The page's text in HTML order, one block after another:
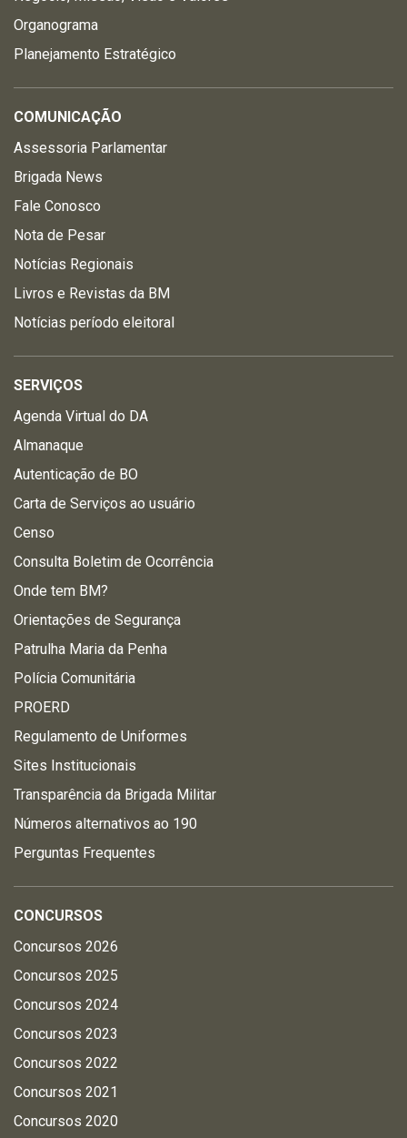
Organograma
Planejamento Estratégico
COMUNICAÇÃO
Assessoria Parlamentar
Brigada News
Fale Conosco
Nota de Pesar
Notícias Regionais
Livros e Revistas da BM
Notícias período eleitoral
SERVIÇOS
Agenda Virtual do DA
Almanaque
Autenticação de BO
Carta de Serviços ao usuário
Censo
Consulta Boletim de Ocorrência
Onde tem BM?
Orientações de Segurança
Patrulha Maria da Penha
Polícia Comunitária
PROERD
Regulamento de Uniformes
Sites Institucionais
Transparência da Brigada Militar
Números alternativos ao 190
Perguntas Frequentes
CONCURSOS
Concursos 2026
Concursos 2025
Concursos 2024
Concursos 2023
Concursos 2022
Concursos 2021
Concursos 2020